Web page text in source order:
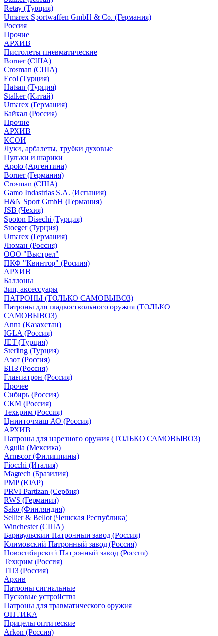
Retay (Турция)
Umarex Sportwaffen GmbH & Co. (Германия)
Россия
Прочие
АРХИВ
Пистолеты пневматические
Borner (США)
Crosman (США)
Ecol (Турция)
Hatsan (Турция)
Stalker (Китай)
Umarex (Германия)
Байкал (Россия)
Прочие
АРХИВ
КСОИ
Луки, арбалеты, трубки духовые
Пульки и шарики
Apolo (Аргентина)
Borner (Германия)
Crosman (США)
Gamo Indastrias S.A. (Испания)
H&N Sport GmbH (Германия)
JSB (Чехия)
Spoton Disechi (Турция)
Stoeger (Турция)
Umarex (Германия)
Люман (Россия)
ООО "Выстрел"
ПКФ "Квинтор" (Росиия)
АРХИВ
Баллоны
Зип, аксессуары
ПАТРОНЫ (ТОЛЬКО САМОВЫВОЗ)
Патроны для гладкоствольного оружия (ТОЛЬКО
САМОВЫВОЗ)
Anna (Казахстан)
IGLA (Россия)
JET (Турция)
Sterling (Турция)
Азот (Россия)
БПЗ (Россия)
Главпатрон (Россия)
Прочее
Сибирь (Россия)
СКМ (Россия)
Техкрим (Россия)
Цнииточмаш АО (Россия)
АРХИВ
Патроны для нарезного оружия (ТОЛЬКО САМОВЫВОЗ)
Aguila (Мексика)
Armscor (Филиппины)
Fiocchi (Италия)
Magtech (Бразилия)
PMP (ЮАР)
PRVI Partizan (Сербия)
RWS (Германия)
Sako (Финляндия)
Sellier & Bellot (Чешская Республика)
Winchester (США)
Барнаульский Патронный завод (Россия)
Климовский Патронный завод (Россия)
Новосибирский Патронный завод (Россия)
Техкрим (Россия)
ТПЗ (Россия)
Архив
Патроны сигнальные
Пусковые устройства
Патроны для травматического оружия
ОПТИКА
Прицелы оптические
Arkon (Россия)